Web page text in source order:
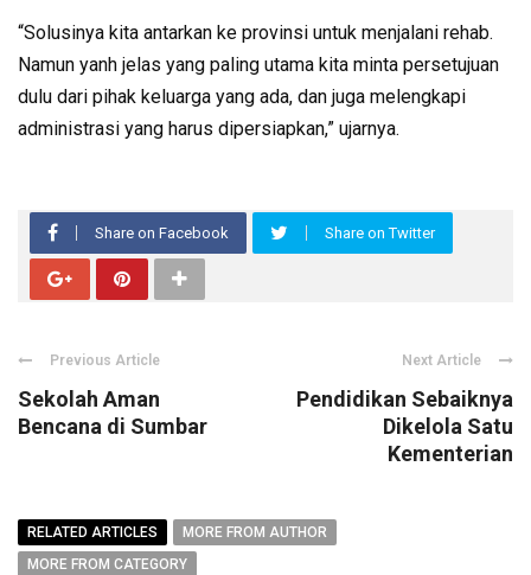
“Solusinya kita antarkan ke provinsi untuk menjalani rehab.
Namun yanh jelas yang paling utama kita minta persetujuan
dulu dari pihak keluarga yang ada, dan juga melengkapi
administrasi yang harus dipersiapkan,” ujarnya.
Share on Facebook Share on Twitter
Previous Article
Sekolah Aman
Bencana di Sumbar
Next Article
Pendidikan Sebaiknya
Dikelola Satu
Kementerian
RELATED ARTICLES
MORE FROM AUTHOR
MORE FROM CATEGORY